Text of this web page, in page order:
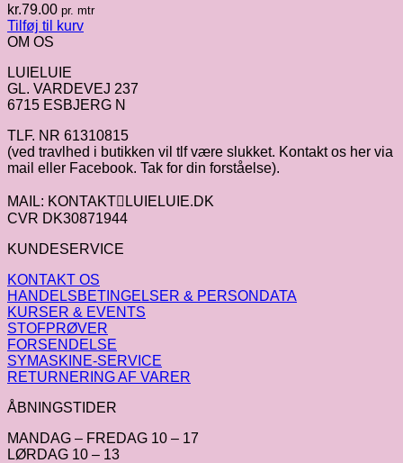
kr.79.00 pr. mtr
Tilføj til kurv
OM OS
LUIELUIE
GL. VARDEVEJ 237
6715 ESBJERG N
TLF. NR 61310815
(ved travlhed i butikken vil tlf være slukket. Kontakt os her via
mail eller Facebook. Tak for din forståelse).
MAIL: KONTAKTLUIELUIE.DK
CVR DK30871944
KUNDESERVICE
KONTAKT OS
HANDELSBETINGELSER & PERSONDATA
KURSER & EVENTS
STOFPRØVER
FORSENDELSE
SYMASKINE-SERVICE
RETURNERING AF VARER
ÅBNINGSTIDER
MANDAG – FREDAG 10 – 17
LØRDAG 10 – 13